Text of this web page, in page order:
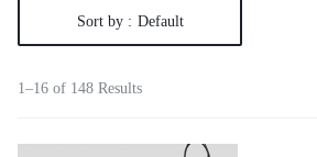
Sort by : Default
1–16 of 148 Results